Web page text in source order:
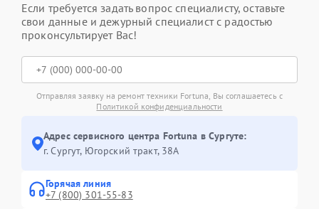
Если требуется задать вопрос специалисту, оставьте
свои данные и дежурный специалист с радостью
проконсультирует Вас!
Отправляя заявку на ремонт техники Fortuna, Вы соглашаетесь с
Политикой конфиденциальности
Адрес сервисного центра Fortuna в Сургуте:
г. Сургут, Югорский тракт, 38А
Горячая линия
+7 (800) 301-55-83